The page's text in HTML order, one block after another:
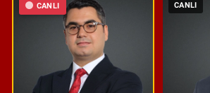
CANLI CANLI